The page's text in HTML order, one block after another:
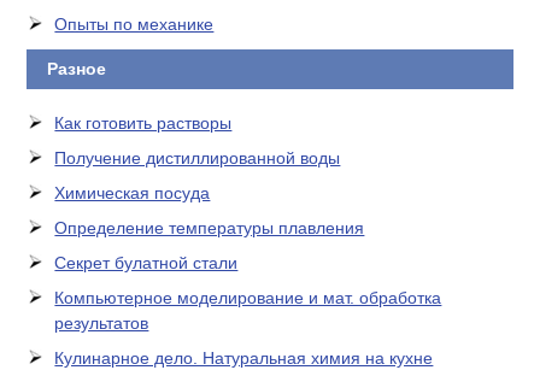
Опыты по механике
Разное
Как готовить растворы
Получение дистиллированной воды
Химическая посуда
Определение температуры плавления
Секрет булатной стали
Компьютерное моделирование и мат. обработка
результатов
Кулинарное дело. Натуральная химия на кухне